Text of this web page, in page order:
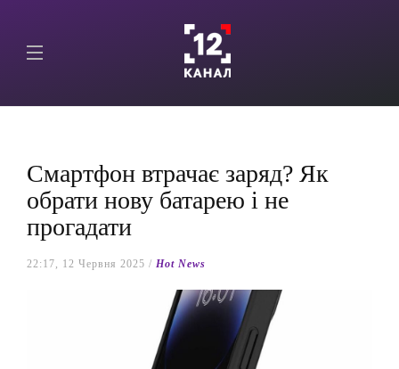
Смартфон втрачає заряд? Як
обрати нову батарею і не
прогадати
22:17, 12 Червня 2025 / Hot News